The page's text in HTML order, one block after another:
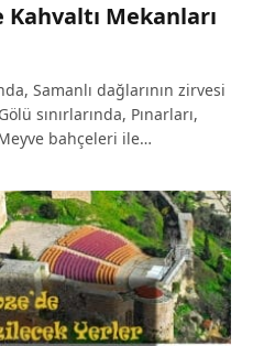
Mekanları
Samanlı dağlarının zirvesi
sınırlarında, Pınarları,
bahçeleri ile…